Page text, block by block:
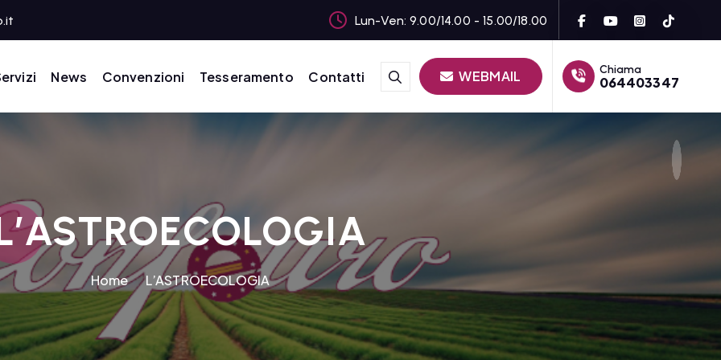
Lun-Ven: 9.00/14.00 - 15.00/18.00
News Convenzioni Tesseramento Contatti WEBMAIL Chiama
064403347
Home L’ASTROECOLOGIA